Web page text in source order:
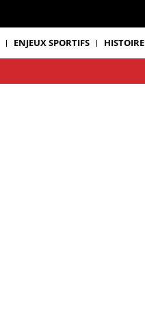
ENJEUX SPORTIFS HISTOIRE